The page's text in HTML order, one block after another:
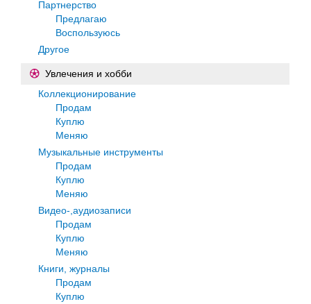
Партнерство
Предлагаю
Воспользуюсь
Другое
Увлечения и хобби
Коллекционирование
Продам
Куплю
Меняю
Музыкальные инструменты
Продам
Куплю
Меняю
Видео-,аудиозаписи
Продам
Куплю
Меняю
Книги, журналы
Продам
Куплю